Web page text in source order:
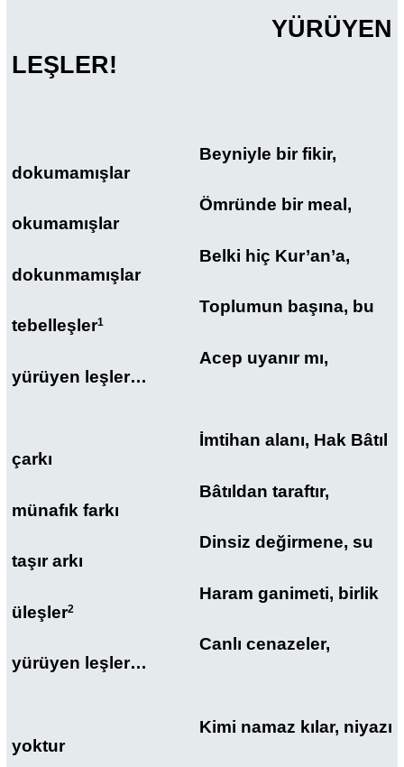
YÜRÜYEN
LEŞLER!
Beyniyle bir fikir,
dokumamışlar
Ömründe bir meal,
okumamışlar
Belki hiç Kur’an’a,
dokunmamışlar
Toplumun başına, bu
tebelleşler1
Acep uyanır mı,
yürüyen leşler…
İmtihan alanı, Hak Bâtıl
çarkı
Bâtıldan taraftır,
münafık farkı
Dinsiz değirmene, su
taşır arkı
Haram ganimeti, birlik
üleşler2
Canlı cenazeler,
yürüyen leşler…
Kimi namaz kılar, niyazı
yoktur